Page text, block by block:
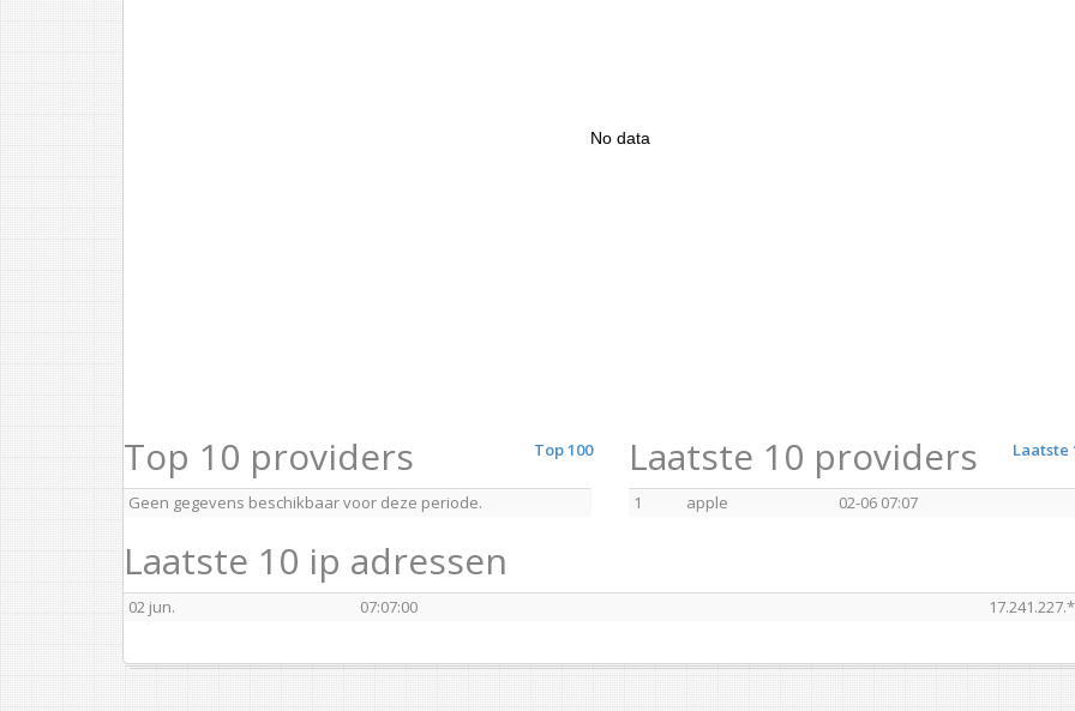
No data
Top 100
Top 10 providers
Geen gegevens beschikbaar voor deze periode.
Laatste
Laatste 10 providers
1 apple 02-06 07:07
Laatste 10 ip adressen
02 jun. 07:07:00